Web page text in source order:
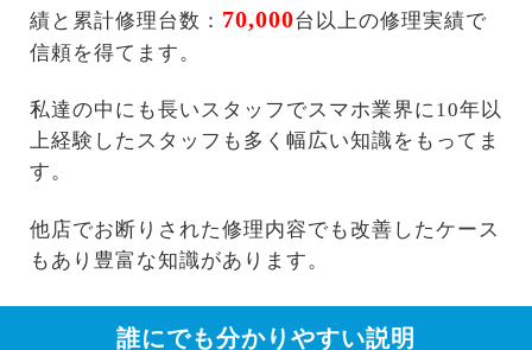
績と累計修理台数： 70,000台以上の修理実績で
信頼を得てます。
私達の中にも長いスタッフでスマホ業界に10年以
上経験したスタッフも多く幅広い知識をもってま
す。
他店でお断りされた修理内容でも改善したケース
もあり豊富な知識があります。
誰にでも分かりやすい説明